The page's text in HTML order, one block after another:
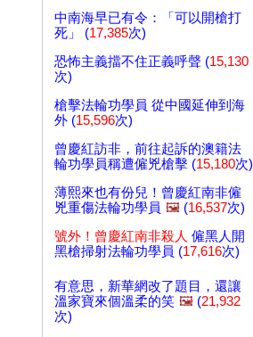
中南海早已有令：「可以開槍打
死」 (17,385次)
恐怖主義擋不住正義呼聲 (15,130
次)
槍擊法輪功學員 從中國延伸到海
外 (15,596次)
曾慶紅訪非，前往起訴的澳籍法
輪功學員稱遭僱兇槍擊 (15,180次)
薄熙來也有份兒！曾慶紅南非僱
兇重傷法輪功學員 🖼️ (16,537次)
號外！曾慶紅南非殺人 僱黑人開
黑槍掃射法輪功學員 (17,616次)
有意思，新華網改了題目，還讓
溫家寶來個溫柔的笑 🖼️ (21,932
次)